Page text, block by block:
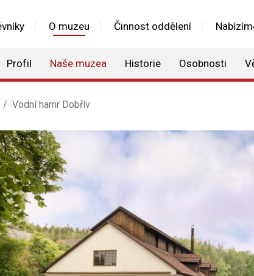
O muzeu Činnost oddělení
Profil Naše muzea Historie Osobnosti
Vodní hamr Dobřív